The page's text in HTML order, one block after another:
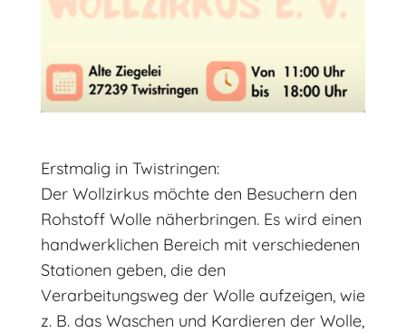
Erstmalig in Twistringen:
Der Wollzirkus möchte den Besuchern den
Rohstoff Wolle näherbringen. Es wird einen
handwerklichen Bereich mit verschiedenen
Stationen geben, die den
Verarbeitungsweg der Wolle aufzeigen, wie
z. B. das Waschen und Kardieren der Wolle,